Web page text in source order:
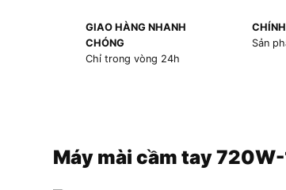
GIAO HÀNG NHANH
CHÓNG
Chỉ trong vòng 24h
Sản
Máy mài cầm tay